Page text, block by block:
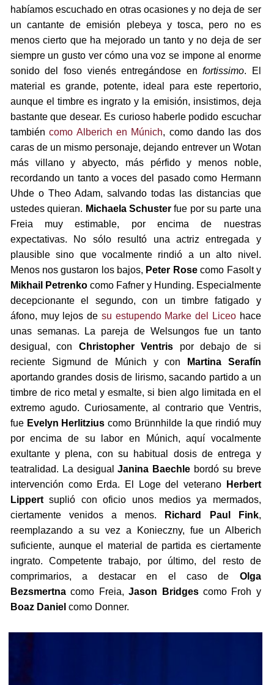
habíamos escuchado en otras ocasiones y no deja de ser
un cantante de emisión plebeya y tosca, pero no es
menos cierto que ha mejorado un tanto y no deja de ser
siempre un gusto ver cómo una voz se impone al enorme
sonido del foso vienés entregándose enfortissimo. El
material es grande, potente, ideal para este repertorio,
aunque el timbre es ingrato y la emisión, insistimos, deja
bastante que desear. Es curioso haberle podido escuchar
tambiéncomo Alberich en Múnich, como dando las dos
caras de un mismo personaje, dejando entrever un Wotan
más villano y abyecto, más pérfido y menos noble,
recordando un tanto a voces del pasado como Hermann
Uhde o Theo Adam, salvando todas las distancias que
ustedes quieran. Michaela Schusterfue por su parte una
Freia muy estimable, por encima de nuestras
expectativas. No sólo resultó una actriz entregada y
plausible sino que vocalmente rindió a un alto nivel.
Menos nos gustaron los bajos, Peter Rosecomo Fasolt y
Mikhail Petrenkocomo Fafner y Hunding. Especialmente
decepcionante el segundo, con un timbre fatigado y
áfono, muy lejos de su estupendo Marke del Liceo hace
unas semanas. La pareja de Welsungos fue un tanto
desigual, con Christopher Ventris por debajo de si
reciente Sigmund de Múnich y con
Martina Serafín
aportando grandes dosis de lirismo, sacando partido a un
timbre de rico metal y esmalte, si bien algo limitada en el
extremo agudo. Curiosamente, al contrario que Ventris,
fue Evelyn Herlitzius como Brünnhilde la que rindió muy
por encima de su labor en Múnich, aquí vocalmente
exultante y plena, con su habitual dosis de entrega y
teatralidad. La desigualJanina Baechle bordó su breve
intervención como Erda. El Loge del veterano
Herbert
Lippertsuplió con oficio unos medios ya mermados,
ciertamente venidos a menos.
Richard Paul Fink,
reemplazando a su vez a Konieczny, fue un Alberich
suficiente, aunque el material de partida es ciertamente
ingrato. Competente trabajo, por último, del resto de
comprimarios, a destacar en el caso de Olga
Bezsmertnacomo Freia,Jason Bridgescomo Froh y
Boaz Daniel como Donner.